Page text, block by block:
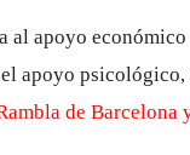
al apoyo
apoyo
de Barcelona